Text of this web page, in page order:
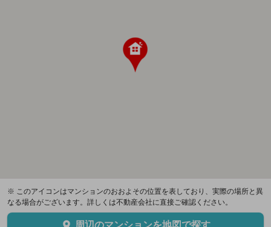
※ このアイコンはマンションのおおよその位置を表しており、実際の場所と異
なる場合がございます。詳しくは不動産会社に直接ご確認ください。
周辺のマンションを地図で探す